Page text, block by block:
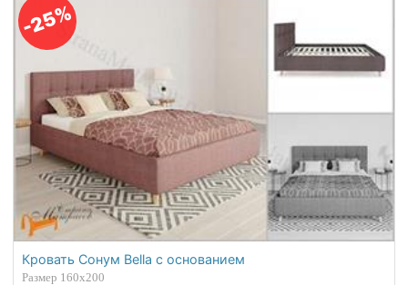
-25%
Кровать Сонум Bella с основанием
Размер 160х200